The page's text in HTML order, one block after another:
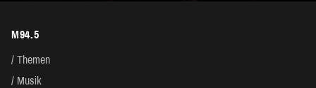
M94.5
Themen
Musik